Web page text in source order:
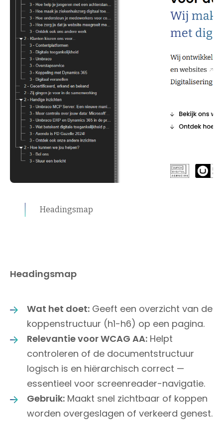
Headingsmap
Headingsmap
Wat het doet: Geeft een overzicht van de
koppenstructuur (h1-h6) op een pagina.
Relevantie voor WCAG AA: Helpt
controleren of de documentstructuur
logisch is en hiërarchisch correct —
essentieel voor screenreader-navigatie.
Gebruik: Maakt snel zichtbaar of koppen
worden overgeslagen of verkeerd genest.